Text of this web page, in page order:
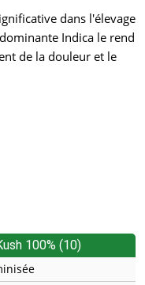
dans l'élevage
Indica le rend
de la douleur et le
100% (10)